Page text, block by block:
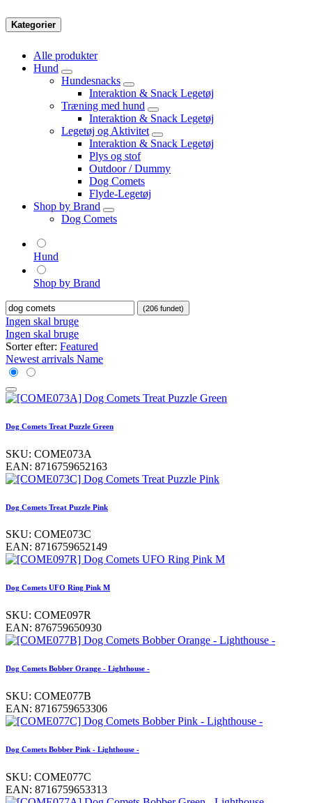
Kategorier
Alle produkter
Hund
Hundesnacks
Interaktion & Snack Legetøj
Træning med hund
Interaktion & Snack Legetøj
Legetøj og Aktivitet
Interaktion & Snack Legetøj
Plys og stof
Outdoor / Dummy
Dog Comets
Flyde-Legetøj
Shop by Brand
Dog Comets
Hund
Shop by Brand
(206 fundet)
Ingen skal bruge
Ingen skal bruge
Sorter efter: Featured
Newest arrivals Name
Dog Comets Treat Puzzle Green
SKU: COME073A
EAN: 8716759652163
Dog Comets Treat Puzzle Pink
SKU: COME073C
EAN: 8716759652149
Dog Comets UFO Ring Pink M
SKU: COME097R
EAN: 876759650930
Dog Comets Bobber Orange - Lighthouse -
SKU: COME077B
EAN: 8716759653306
Dog Comets Bobber Pink - Lighthouse -
SKU: COME077C
EAN: 8716759653313